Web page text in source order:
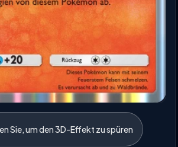
Sie, um den 3D-Effekt zu spüren